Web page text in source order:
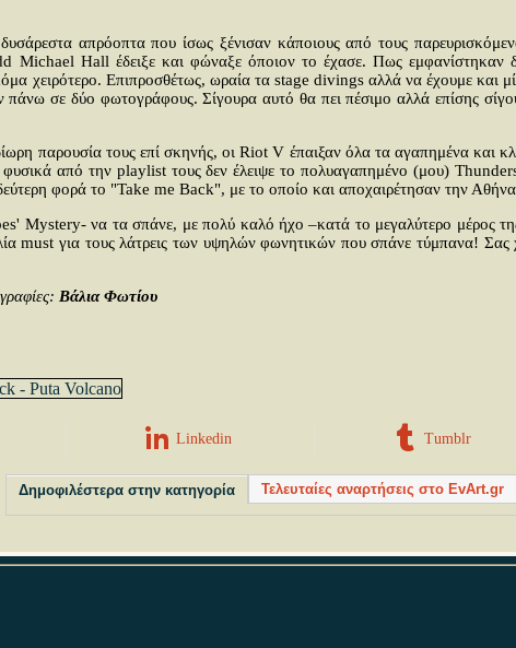
απρόοπτα που ίσως ξένισαν κάποιους από τους
Hall έδειξε και φώναξε όποιον το έχασε. Πως εμφανίστηκαν
χειρότερο. Επιπροσθέτως, ωραία τα stage divings αλλά να έχουμε
σε δύο φωτογράφους. Σίγουρα αυτό θα πει πέσιμο αλλά επίσης
παρουσία τους επί σκηνής, οι Riot V έπαιξαν όλα τα αγαπημένα και
από την playlist τους δεν έλειψε το πολυαγαπημένο (μου)
φορά το "Take me Back", με το οποίο και αποχαιρέτησαν την
Mystery- να τα σπάνε, με πολύ καλό ήχο –κατά το μεγαλύτερο μέρος
must για τους λάτρεις των υψηλών φωνητικών που σπάνε τύμπανα! Σας
Βάλια Φωτίου
- Puta Volcano
Linkedin Tumblr
Δημοφιλέστερα στην κατηγορία Τελευταίες αναρτήσεις στο EvArt.gr